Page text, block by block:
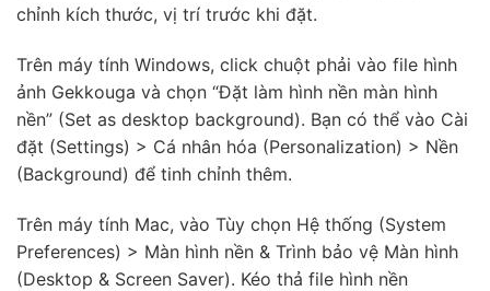
chỉnh kích thước, vị trí trước khi đặt.
Trên máy tính Windows, click chuột phải vào file hình
ảnh Gekkouga và chọn “Đặt làm hình nền màn hình
nền” (Set as desktop background). Bạn có thể vào Cài
đặt (Settings) > Cá nhân hóa (Personalization) > Nền
(Background) để tinh chỉnh thêm.
Trên máy tính Mac, vào Tùy chọn Hệ thống (System
Preferences) > Màn hình nền & Trình bảo vệ Màn hình
(Desktop & Screen Saver). Kéo thả file hình nền